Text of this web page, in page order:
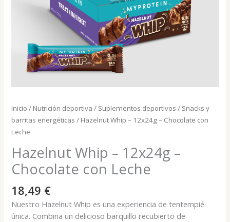
Inicio / Nutrición deportiva / Suplementos deportivos / Snacks y
barritas energéticas / Hazelnut Whip – 12x24g – Chocolate con
Leche
Hazelnut Whip – 12x24g –
Chocolate con Leche
18,49 €
Nuestro Hazelnut Whip es una experiencia de tentempié
única. Combina un delicioso barquillo recubierto de